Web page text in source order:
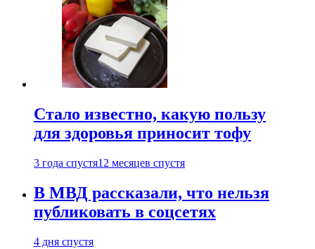
Стало известно, какую пользу
для здоровья приносит тофу
3 года спустя12 месяцев спустя
В МВД рассказали, что нельзя
публиковать в соцсетях
4 дня спустя